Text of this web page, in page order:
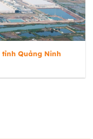
tỉnh Quảng Ninh